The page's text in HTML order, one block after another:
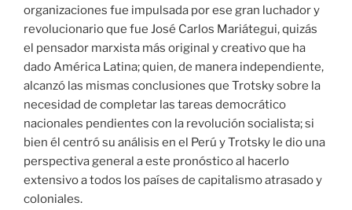
organizaciones fue impulsada por ese gran luchador y
revolucionario que fue José Carlos Mariátegui, quizás
el pensador marxista más original y creativo que ha
dado América Latina; quien, de manera independiente,
alcanzó las mismas conclusiones que Trotsky sobre la
necesidad de completar las tareas democrático
nacionales pendientes con la revolución socialista; si
bien él centró su análisis en el Perú y Trotsky le dio una
perspectiva general a este pronóstico al hacerlo
extensivo a todos los países de capitalismo atrasado y
coloniales.